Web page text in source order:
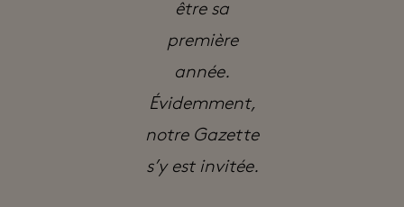
être sa
première
année.
Évidemment,
notre Gazette
s’y est invitée.